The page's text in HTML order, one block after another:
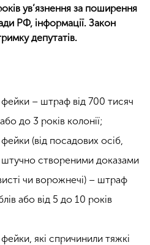
ув’язнення за поширення
РФ, інформації. Закон
депутатів.
фейки – штраф від 700 тисяч
до 3 років колонії;
(від посадових осіб,
штучно створеними доказами
чи ворожнечі) – штраф
або від 5 до 10 років
які спричинили тяжкі